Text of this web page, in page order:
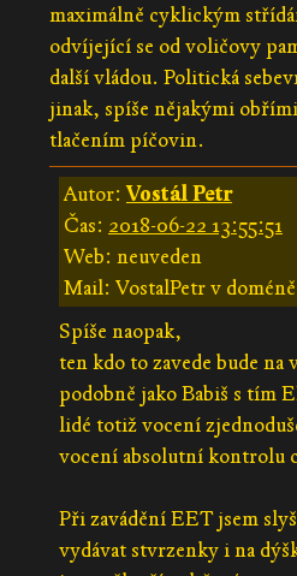
maximálně cyklickým
odvíjející se od voličovy
další vládou. Politická
jinak, spíše nějakými
tlačením píčovin.
Autor:Vostál Petr
Čas: 2018-06-22 13:55:51
Web: neuveden
Mail: VostalPetr v
Spíše naopak,
ten kdo to zavede bude
podobně jako Babiš s tím
lidé totiž vocení
vocení absolutní kontrolu
Při zavádění EET jsem
vydávat stvrzenky i na